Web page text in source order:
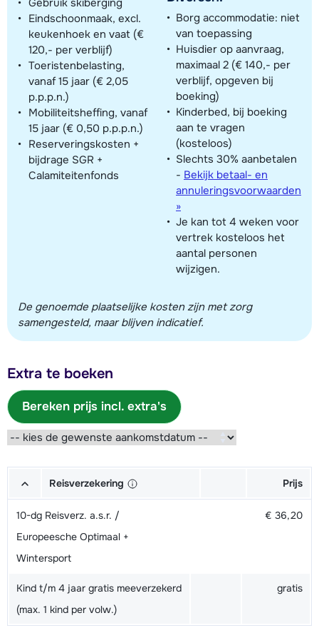
Gebruik skiberging
Eindschoonmaak, excl.
keukenhoek en vaat (€
120,- per verblijf)
Toeristenbelasting,
vanaf 15 jaar (€ 2,05
p.p.p.n.)
Mobiliteitsheffing, vanaf
15 jaar (€ 0,50 p.p.p.n.)
Reserveringskosten +
bijdrage SGR +
Calamiteitenfonds
Borg accommodatie: niet
van toepassing
Huisdier op aanvraag,
maximaal 2 (€ 140,- per
verblijf, opgeven bij
boeking)
Kinderbed, bij boeking
aan te vragen
(kosteloos)
Slechts 30% aanbetalen
- Bekijk betaal- en
annuleringsvoorwaarden
»
Je kan tot 4 weken voor
vertrek kosteloos het
aantal personen
wijzigen.
De genoemde plaatselijke kosten zijn met zorg
samengesteld, maar blijven indicatief.
Extra te boeken
Bereken prijs incl. extra's
Reisverzekering Prijs
10-dg Reisverz. a.s.r. /
Europeesche Optimaal +
Wintersport
€ 36,20
Kind t/m 4 jaar gratis meeverzekerd
(max. 1 kind per volw.)
gratis